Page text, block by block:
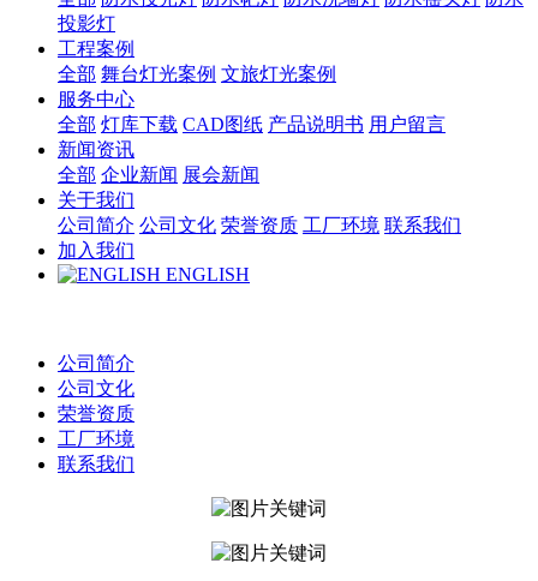
投影灯
工程案例
全部 舞台灯光案例 文旅灯光案例
服务中心
全部 灯库下载 CAD图纸 产品说明书 用户留言
新闻资讯
全部 企业新闻 展会新闻
关于我们
公司简介 公司文化 荣誉资质 工厂环境 联系我们
加入我们
ENGLISH
公司简介
公司文化
荣誉资质
工厂环境
联系我们